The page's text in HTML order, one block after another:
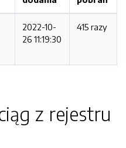
2022-10-
26 11:19:30
415 razy
z rejestru